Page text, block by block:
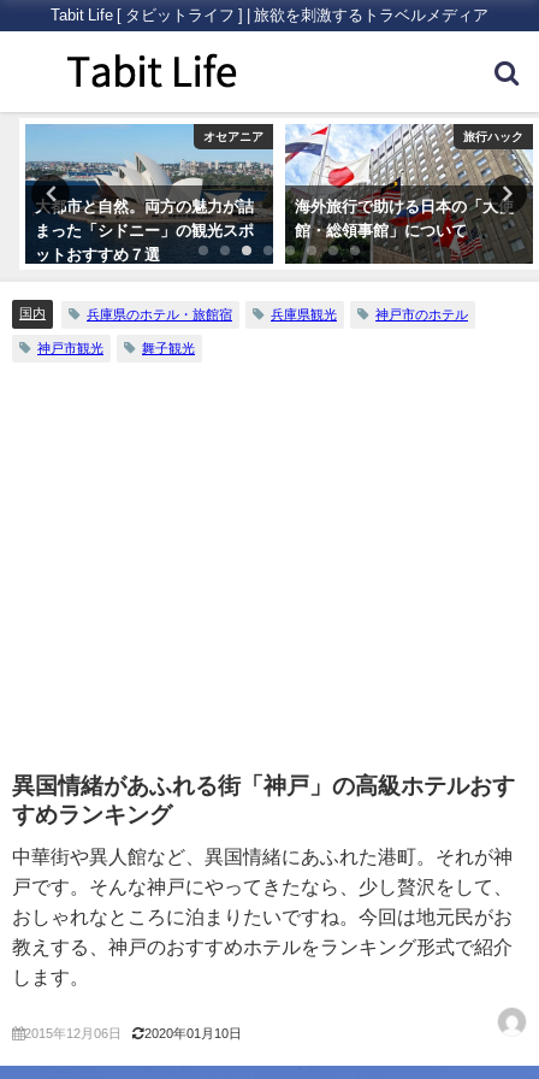
Tabit Life [ タビットライフ ] | 旅欲を刺激するトラベルメディア
オセアニア
大都市と自然。両方の魅力が詰
まった「シドニー」の観光スポ
ットおすすめ７選
旅行ハック
海外旅行で助ける日本の「大使
館・総領事館」について
国内 兵庫県のホテル・旅館宿 兵庫県観光 神戸市のホテル
神戸市観光 舞子観光
異国情緒があふれる街「神戸」の高級ホテルおす
すめランキング
中華街や異人館など、異国情緒にあふれた港町。それが神
戸です。そんな神戸にやってきたなら、少し贅沢をして、
おしゃれなところに泊まりたいですね。今回は地元民がお
教えする、神戸のおすすめホテルをランキング形式で紹介
します。
2015年12月06日 2020年01月10日